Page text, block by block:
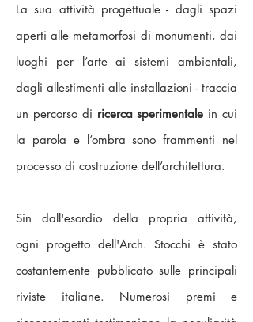
La sua attività progettuale - dagli spazi
aperti alle metamorfosi di monumenti, dai
luoghi per l’arte ai sistemi ambientali,
dagli allestimenti alle installazioni - traccia
un percorso di ricerca sperimentale in cui
la parola e l’ombra sono frammenti nel
processo di costruzione dell’architettura.
Sin dall'esordio della propria attività,
ogni progetto dell'Arch. Stocchi è stato
costantemente pubblicato sulle principali
riviste italiane. Numerosi premi e